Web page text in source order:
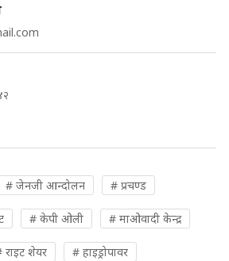
# जेनजी आन्दोलन # प्रचण्ड
# केपी ओली # माओवादी केन्द्र
राइट शेयर # हाइड्रोपावर